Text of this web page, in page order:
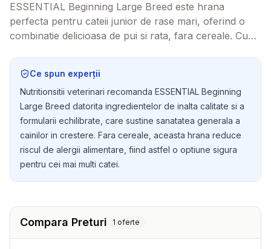
ESSENTIAL Beginning Large Breed este hrana
perfecta pentru cateii junior de rase mari, oferind o
combinatie delicioasa de pui si rata, fara cereale. Cu
hrana sustine o crestere sanatoasa si fericita pentru
companionul tau blanos.
Ce spun experții
Nutritionsitii veterinari recomanda ESSENTIAL Beginning
Large Breed datorita ingredientelor de inalta calitate si a
formularii echilibrate, care sustine sanatatea generala a
cainilor in crestere. Fara cereale, aceasta hrana reduce
riscul de alergii alimentare, fiind astfel o optiune sigura
pentru cei mai multi catei.
Compara Preturi 1 oferte